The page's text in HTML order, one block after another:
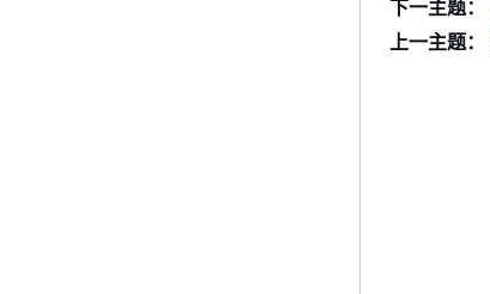
下一主题：
上一主题：